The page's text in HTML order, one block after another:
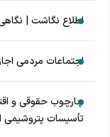
اطلاع نگاشت | نگاهی
اجتماعات مردمی
چارچوب حقوقی و
تأسیسات پتروشیمی